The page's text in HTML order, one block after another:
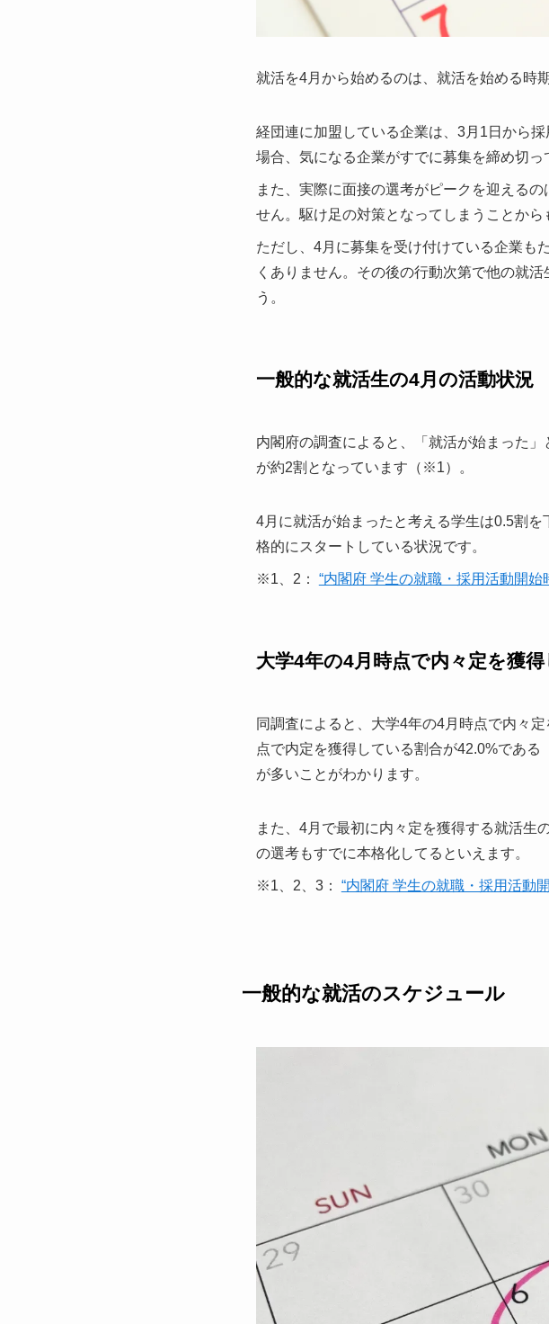
就活を4月から始めるのは、就活を始める時
経団連に加盟している企業は、3月1日から
場合、気になる企業がすでに募集を締め切っ
また、実際に面接の選考がピークを迎える
せん。駆け足の対策となってしまうことから
ただし、4月に募集を受け付けている企業も
くありません。その後の行動次第で他の就
う。
一般的な就活生の4月の活動状況
内閣府の調査によると、「就活が始まった
が約2割となっています（※1）。
4月に就活が始まったと考える学生は0.5割
格的にスタートしている状況です。
※1、2： “内閣府 学生の就職・採用活動開始
大学4年の4月時点で内々定を獲
同調査によると、大学4年の4月時点で内々
点で内定を獲得している割合が42.0%であ
が多いことがわかります。
また、4月で最初に内々定を獲得する就活
の選考もすでに本格化してるといえます。
※1、2、3： “内閣府 学生の就職・採用活動
一般的な就活のスケジュール